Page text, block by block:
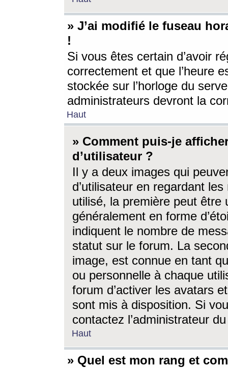
» J’ai modifié le fuseau
!
Si vous êtes certain d’avoir
correctement et que l’heure
stockée sur l’horloge du
administrateurs devront la
Haut
» Comment puis-je
d’utilisateur ?
Il y a deux images qui
d’utilisateur en regardant
utilisé, la première peut être
généralement en forme
indiquent le nombre de
statut sur le forum. La
image, est connue en tant
ou personnelle à chaque
forum d’activer les avatars
sont mis à disposition. Si
contactez l’administrateur
Haut
» Quel est mon rang et